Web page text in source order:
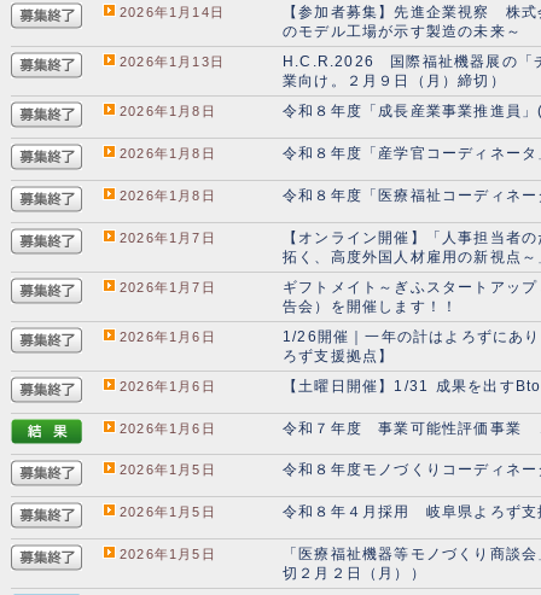
2026年1月14日
【参加者募集】先進企業視察 株
のモデル工場が示す製造の未来～
2026年1月13日
H.C.R.2026 国際福祉機器展の「
業向け。２月９日（月）締切）
2026年1月8日 令和８年度「成長産業事業推進員
2026年1月8日 令和８年度「産学官コーディネー
2026年1月8日 令和８年度「医療福祉コーディネ
2026年1月7日
【オンライン開催】「人事担当者
拓く、高度外国人材雇用の新視点
2026年1月7日
ギフトメイト～ぎふスタートアッ
告会）を開催します！！
2026年1月6日
1/26開催｜一年の計はよろずにあ
ろず支援拠点】
2026年1月6日 【土曜日開催】1/31 成果を出す
2026年1月6日 令和７年度 事業可能性評価事業
2026年1月5日 令和８年度モノづくりコーディネ
2026年1月5日 令和８年４月採用 岐阜県よろず支
2026年1月5日
「医療福祉機器等モノづくり商談
切２月２日（月））